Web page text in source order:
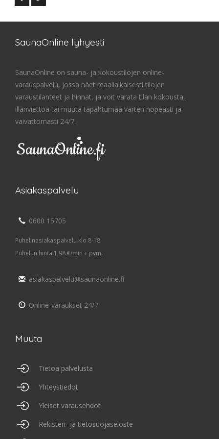
SaunaOnline lyhyesti
SaunaOnline on sauna- ja kokoustilojen online-
varauspalvelu, jossa näet reaaliaikaisesti tilojen
varaustilanteet ja hinnat, ja voit varata tilan kokousta,
illanviettoa tai muuta tapahtumaa varten nopeasti ja
vaivattomasti 24/7.
Asiakaspalvelu
0600 15705
Puhelinasiakaspalvelu klo 8-18
Puhelun hinta 1,98 €/min + pvm.
asiakaspalvelu@saunaonline.fi
Online-varaukset 24/7
Muuta
Tietoa palvelusta
Yhteystiedot
Yleiset varausehdot
Rekisteri- ja tietosuojaseloste